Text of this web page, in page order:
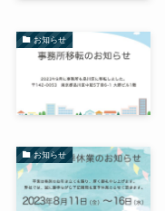
お知らせ
お知らせ